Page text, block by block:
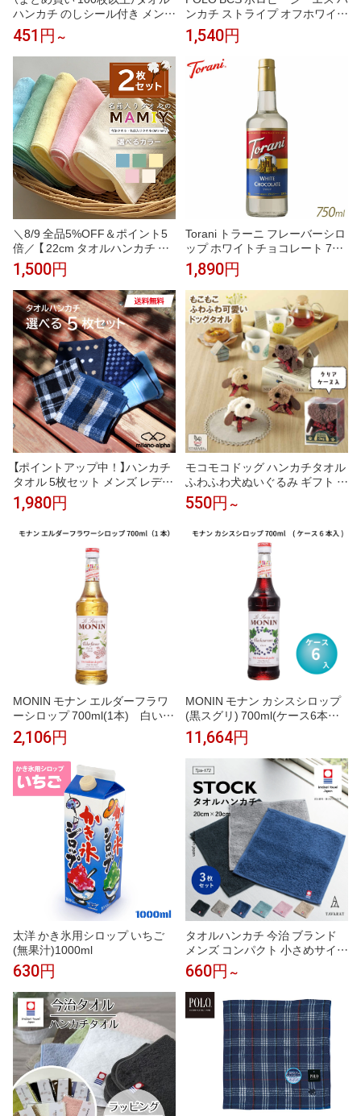
ハンカチ のしシール付き メンズ
ハンドタオル 今治タオル 個包装
ギフト まとめ買い 22.5×23cm
レディース ギフト お配り ご挨
拶 退職 Tps-152-100set-nosi［タ
バラット］
451円 ～
ンカチ ストライプ オフホワイト
25cm あぶらとり 抗菌防臭 タオ
ルハンカチ ハンドタオル ギフト
ボックス入り メンズ 紳士 ブラ
ンド ギフト プレゼント 男性 人
気 おしゃれ ラッピング対応 誕
生日 お礼 お返し お祝い 贈答品
1,540円
＼8/9 全品5%OFF＆ポイント5
倍／ 【 22cm タオルハンカチ 無
地 2枚 セット 】 名入れなし タ
オルセット 今治 子供 プレゼン
ト お礼 お返し シャーリング ミ
ニハンカチ 無地 おしぼりタオル
ミニハンカチ
1,500円
Torani トラーニ フレーバーシロ
ップ ホワイトチョコレート 750
ml 瓶
1,890円
【ポイントアップ中！】ハンカチ
タオル 5枚セット メンズ レディ
ース ハンカチセット ハンドタオ
ル タオルハンカチ まとめ買い
水 速乾性 ポケットサイズ 25cm
ギフト プレゼント 男性 おしゃ
れ お買い得 送料無料
1,980円
モコモコドッグ ハンカチタオル
ふわふわ犬ぬいぐるみ ギフト 犬
好き プレゼント 送料無料
550円 ～
MONIN モナン エルダーフラワ
ーシロップ 700ml(1本) 白い花
の上品な香り マスカット風 ヒュ
ーゴ スプリッツ ジントニック
ソーダ ノンアルコールカクテル
モクテル 割り材 業務用 カフェ
フレーバーシロップ
2,106円
MONIN モナン カシスシロップ
(黒スグリ) 700ml(ケース6本入)
カシス 黒スグリ カシスオレン
ジ カシスソーダ カシスウーロン
ノンアルコール モクテル 割り材
業務用 カフェ フレーバーシロッ
プ
11,664円
太洋 かき氷用シロップ いちご
(無果汁)1000ml
630円
タオルハンカチ 今治 ブランド
メンズ コンパクト 小さめサイズ
ハンドタオル 今治タオル まとめ
買い 1枚 3枚セット 手拭きタオ
ル レディース 紳士 20×20cm Tp
s-172 クリスマス ギフト 新生活
［タバラット］
660円 ～